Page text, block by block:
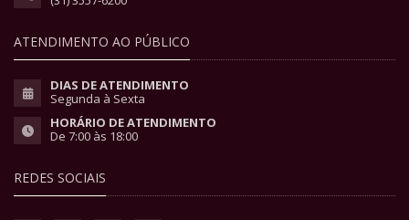
ATENDIMENTO AO PÚBLICO
DIAS DE ATENDIMENTO
Segunda à Sexta
HORÁRIO DE ATENDIMENTO
De 7:00 às 18:00
REDES SOCIAIS